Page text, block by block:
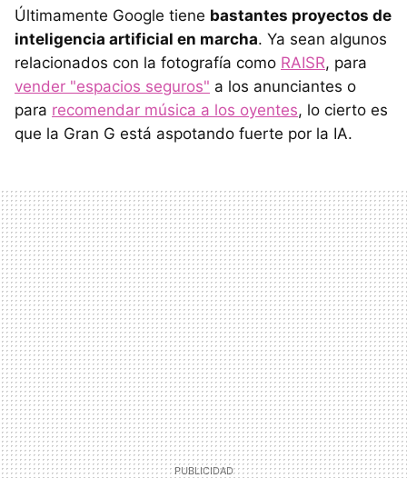
Últimamente Google tiene bastantes proyectos de
inteligencia artificial en marcha. Ya sean algunos
relacionados con la fotografía como RAISR, para
vender "espacios seguros" a los anunciantes o
para recomendar música a los oyentes, lo cierto es
que la Gran G está aspotando fuerte por la IA.